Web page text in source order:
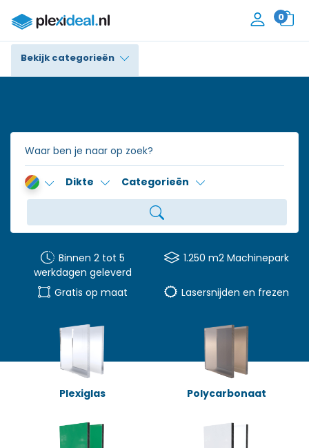
0
Bekijk categorieën
Trespa® / HPL
Alupanel / Dibond®
Accessoires
Dikte Categorieën
Binnen 2 tot 5
werkdagen geleverd
1.250 m2 Machinepark
Gratis op maat Lasersnijden en frezen
Plexiglas Polycarbonaat